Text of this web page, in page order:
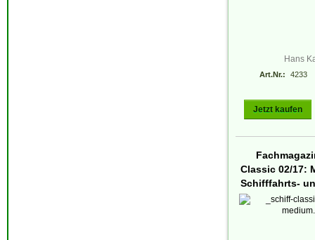
Hans
Art.Nr.: 4233
Jetzt kaufen
Classic 02/17:
Schifffahrts-